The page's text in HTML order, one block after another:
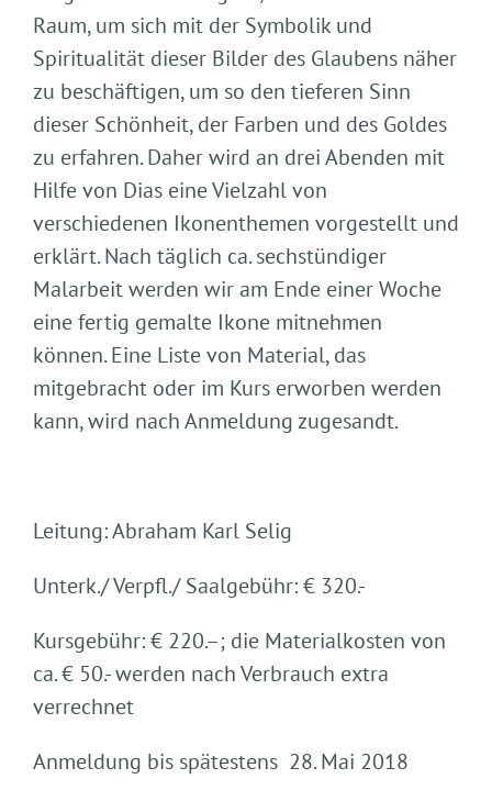
Raum, um sich mit der Symbolik und
Spiritualität dieser Bilder des Glaubens näher
zu beschäftigen, um so den tieferen Sinn
dieser Schönheit, der Farben und des Goldes
zu erfahren. Daher wird an drei Abenden mit
Hilfe von Dias eine Vielzahl von
verschiedenen Ikonenthemen vorgestellt und
erklärt. Nach täglich ca. sechstündiger
Malarbeit werden wir am Ende einer Woche
eine fertig gemalte Ikone mitnehmen
können. Eine Liste von Material, das
mitgebracht oder im Kurs erworben werden
kann, wird nach Anmeldung zugesandt.
Leitung: Abraham Karl Selig
Unterk./ Verpfl./ Saalgebühr: € 320.-
Kursgebühr: € 220.–; die Materialkosten von
ca. € 50.- werden nach Verbrauch extra
verrechnet
Anmeldung bis spätestens 28. Mai 2018